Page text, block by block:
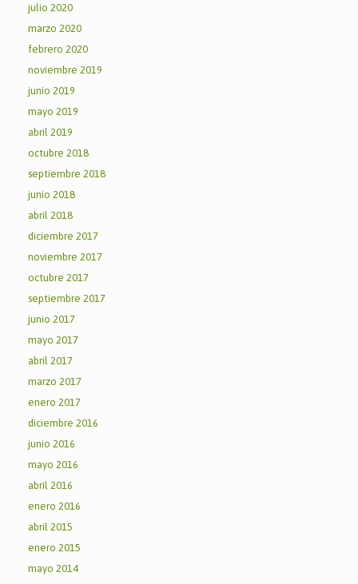
julio 2020
marzo 2020
febrero 2020
noviembre 2019
junio 2019
mayo 2019
abril 2019
octubre 2018
septiembre 2018
junio 2018
abril 2018
diciembre 2017
noviembre 2017
octubre 2017
septiembre 2017
junio 2017
mayo 2017
abril 2017
marzo 2017
enero 2017
diciembre 2016
junio 2016
mayo 2016
abril 2016
enero 2016
abril 2015
enero 2015
mayo 2014